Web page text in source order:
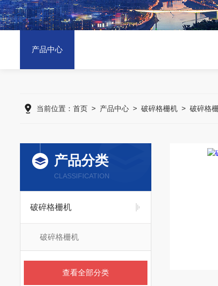
产品中心
当前位置： 首页> 产品中心> 破碎格栅机> 破碎格
产品分类
CLASSIFICATION
破碎格栅机
破碎格栅机
查看全部分类